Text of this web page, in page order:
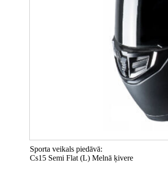
Sporta veikals piedāvā:
Cs15 Semi Flat (L) Melnā ķivere